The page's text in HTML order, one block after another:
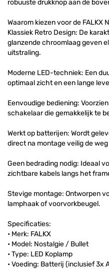
robuuste drukknop aan de
Waarom kiezen voor de FALKX
Klassiek Retro Design: De
glanzende chroomlaag geven
uitstraling.
Moderne LED-techniek: Een
optimaal zicht en een lange
Eenvoudige bediening:
schakelaar die gemakkelijk te
Werkt op batterijen: Wordt
direct na montage veilig de
Geen bedrading nodig: Ideaal
zichtbare kabels langs het
Stevige montage: Ontworpen
lamphaak of voorvorkbeugel.
Specificaties:
• Merk: FALKX
• Model: Nostalgie / Bullet
• Type: LED Koplamp
• Voeding: Batterij (inclusief 3x